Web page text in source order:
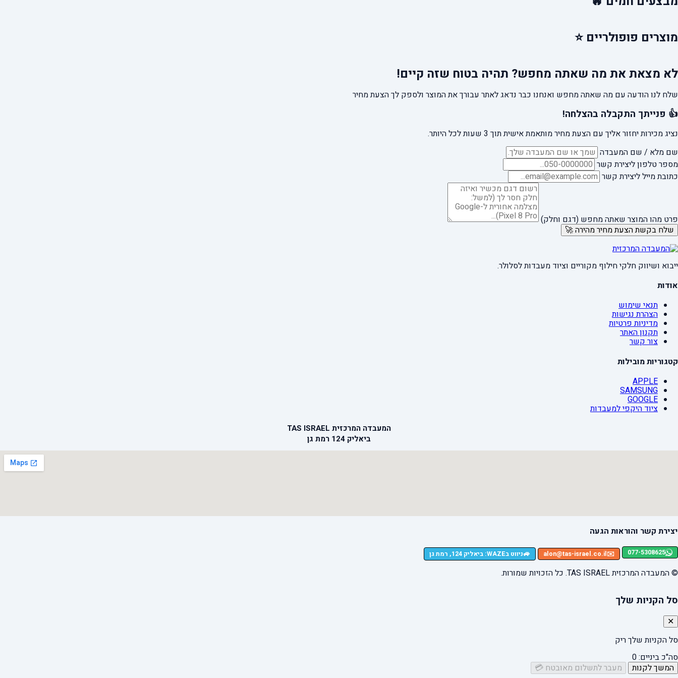
מוצרים פופולריים ⭐
לא מצאת את מה שאתה מחפש? תהיה בטוח שזה קיים!
שלח לנו הודעה עם מה שאתה מחפש ואנחנו כבר נדאג לאתר עבורך את המוצר ולספק לך הצעת מחיר
👍 פנייתך התקבלה בהצלחה!
נציג מכירות יחזור אליך עם הצעת מחיר מותאמת אישית תוך 3 שעות לכל היותר.
שם מלא / שם המעבדה
מספר טלפון ליצירת קשר
כתובת מייל ליצירת קשר
פרט מהו המוצר שאתה מחפש (דגם וחלק)
שלח בקשת הצעת מחיר מהירה 🚀
ייבוא ושיווק חלקי חילוף מקוריים וציוד מעבדות לסלולר.
אודות
תנאי שימוש
הצהרת נגישות
מדיניות פרטיות
תקנון האתר
צור קשר
קטגוריות מובילות
APPLE
SAMSUNG
GOOGLE
ציוד היקפי למעבדות
המעבדה המרכזית TAS ISRAEL
ביאליק 124 רמת גן
יצירת קשר והוראות הגעה
077-5308625
✉️
alon@tas-israel.co.il
🚙ניווט בWAZE: ביאליק 124, רמת גן
© המעבדה המרכזית TAS ISRAEL. כל הזכויות שמורות.
סל הקניות שלך
✕
סל הקניות שלך ריק
סה"כ ביניים:0
המשך לקנות
מעבר לתשלום מאובטח 💳